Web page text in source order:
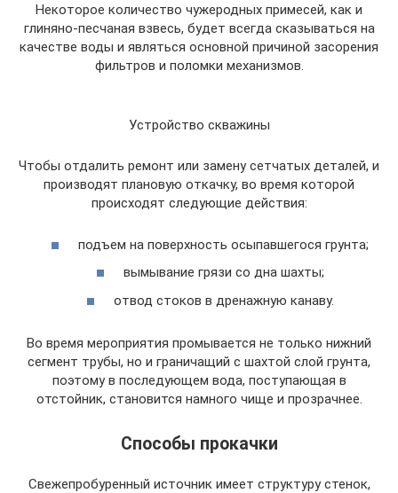
Некоторое количество чужеродных примесей, как и
глиняно-песчаная взвесь, будет всегда сказываться на
качестве воды и являться основной причиной засорения
фильтров и поломки механизмов.
Устройство скважины
Чтобы отдалить ремонт или замену сетчатых деталей, и
производят плановую откачку, во время которой
происходят следующие действия:
подъем на поверхность осыпавшегося грунта;
вымывание грязи со дна шахты;
отвод стоков в дренажную канаву.
Во время мероприятия промывается не только нижний
сегмент трубы, но и граничащий с шахтой слой грунта,
поэтому в последующем вода, поступающая в
отстойник, становится намного чище и прозрачнее.
Способы прокачки
Свежепробуренный источник имеет структуру стенок,